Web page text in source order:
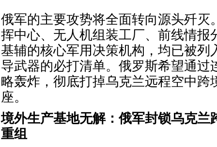
俄军的主要攻势将全面转向源头歼灭
挥中心、无人机组装工厂、前线情报
基辅的核心军用决策机构，均已被列
导武器的必打清单。俄罗斯希望通过
略轰炸，彻底打掉乌克兰远程空中跨
座。
境外生产基地无解：俄军封锁乌克兰
重组